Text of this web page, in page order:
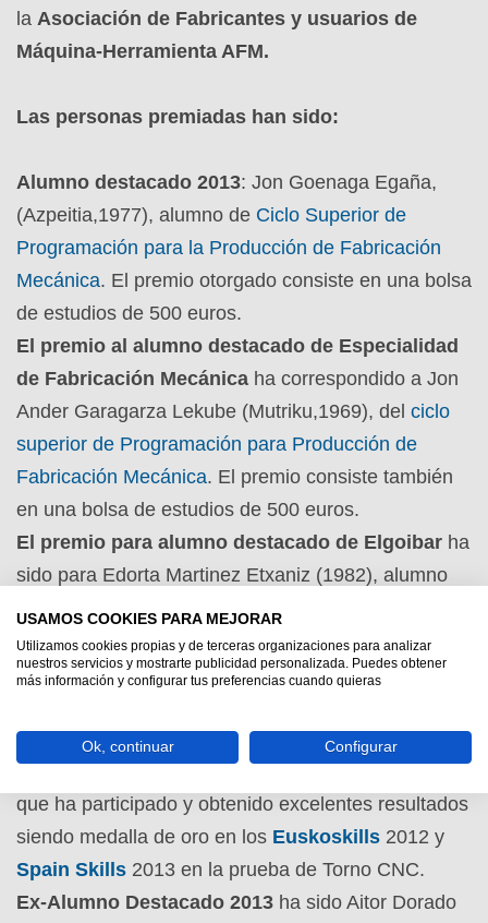
la Asociación de Fabricantes y usuarios de
Máquina-Herramienta AFM.
Las personas premiadas han sido:
Alumno destacado 2013: Jon Goenaga Egaña,
(Azpeitia,1977), alumno de Ciclo Superior de
Programación para la Producción de Fabricación
Mecánica. El premio otorgado consiste en una bolsa
de estudios de 500 euros.
El premio al alumno destacado de Especialidad
de Fabricación Mecánica ha correspondido a Jon
Ander Garagarza Lekube (Mutriku,1969), del ciclo
superior de Programación para Producción de
Fabricación Mecánica. El premio consiste también
en una bolsa de estudios de 500 euros.
El premio para alumno destacado de Elgoibar ha
sido para Edorta Martinez Etxaniz (1982), alumno
deciclo medio de Mantenimiento Electromecánico
Como premio ha recibido una placa del
Ayuntamiento de Elgoibar y una beca para realizar
Este año el IMH ha decidido hacer una mención
que ha participado y obtenido excelentes resultados
siendo medalla de oro en los Euskoskills 2012 y
Spain Skills 2013 en la prueba de Torno CNC.
Ex-Alumno Destacado 2013 ha sido Aitor Dorado
USAMOS COOKIES PARA MEJORAR
Utilizamos cookies propias y de terceras organizaciones para analizar
nuestros servicios y mostrarte publicidad personalizada. Puedes obtener
más información y configurar tus preferencias cuando quieras
Ok, continuar Configurar